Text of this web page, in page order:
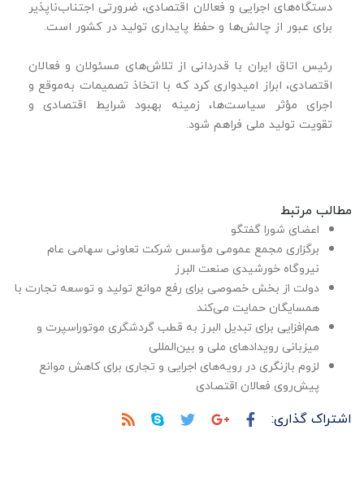
دستگاه‌های اجرایی و فعالان اقتصادی، ضرورتی اجتناب‌ناپذیر
برای عبور از چالش‌ها و حفظ پایداری تولید در کشور است.
رئیس اتاق ایران با قدردانی از تلاش‌های مسئولان و فعالان
اقتصادی، ابراز امیدواری کرد که با اتخاذ تصمیمات به‌موقع و
اجرای مؤثر سیاست‌ها، زمینه بهبود شرایط اقتصادی و
تقویت تولید ملی فراهم شود.
مطالب مرتبط
اعضای شورا گفتگو
برگزاری مجمع عمومی مؤسس شرکت تعاونی سهامی عام
نیروگاه خورشیدی صنعت البرز
دولت از بخش خصوصی برای رفع موانع تولید و توسعه تجارت با
همسایگان حمایت می‌کند
هم‌افزایی برای تبدیل البرز به قطب گردشگری موتوراسپرت و
میزبانی رویدادهای ملی و بین‌المللی
لزوم بازنگری در رویه‌های اجرایی و تجاری برای کاهش موانع
پیش‌روی فعالان اقتصادی
اشتراک گذاری: